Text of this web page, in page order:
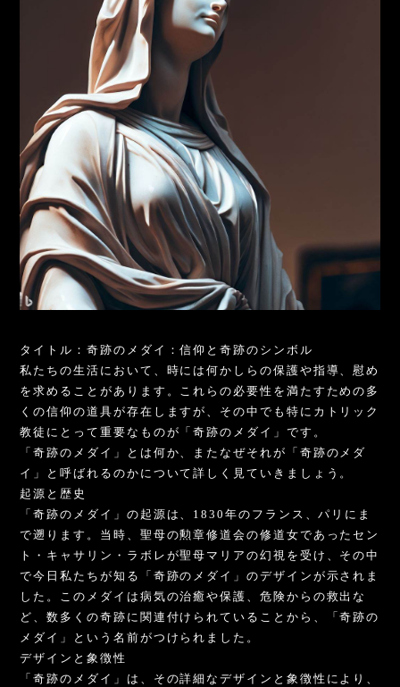
タイトル：奇跡のメダイ：信仰と奇跡のシンボル
私たちの生活において、時には何かしらの保護や指導、慰め
を求めることがあります。これらの必要性を満たすための多
くの信仰の道具が存在しますが、その中でも特にカトリック
教徒にとって重要なものが「奇跡のメダイ」です。
「奇跡のメダイ」とは何か、またなぜそれが「奇跡のメダ
イ」と呼ばれるのかについて詳しく見ていきましょう。
起源と歴史
「奇跡のメダイ」の起源は、1830年のフランス、パリにま
で遡ります。当時、聖母の勲章修道会の修道女であったセン
ト・キャサリン・ラボレが聖母マリアの幻視を受け、その中
で今日私たちが知る「奇跡のメダイ」のデザインが示されま
した。このメダイは病気の治癒や保護、危険からの救出な
ど、数多くの奇跡に関連付けられていることから、「奇跡の
メダイ」という名前がつけられました。
デザインと象徴性
「奇跡のメダイ」は、その詳細なデザインと象徴性により、